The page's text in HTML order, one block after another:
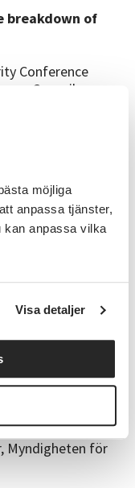
möjliga
anpassa tjänster,
kan anpassa vilka
Visa detaljer
breakdown of
Conference
Council on
försvarsattaché
Saab AB
för ökad
Myndigheten för